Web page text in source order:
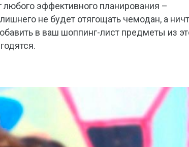
эффективного планирования –
не будет отягощать чемодан, а
в ваш шоппинг-лист предметы из